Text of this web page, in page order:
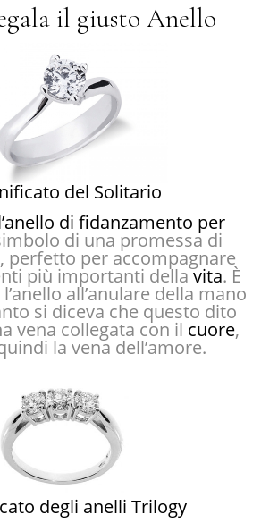
il giusto Anello
del Solitario
di fidanzamento per
di una promessa di
perfetto per accompagnare
più importanti dellavita. È
all’anulare della mano
si diceva che questo dito
vena collegata con il cuore,
la vena dell’amore.
degli anelli Trilogy